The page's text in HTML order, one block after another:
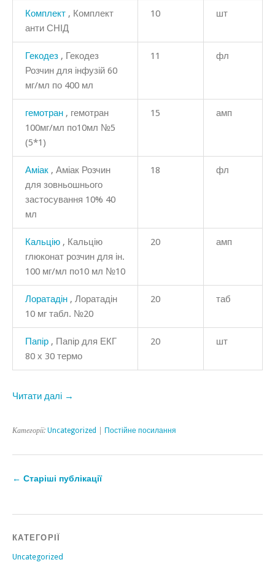
Комплект , Комплект
анти СНІД
10 шт
Гекодез , Гекодез
Розчин для інфузій 60
мг/мл по 400 мл
11 фл
гемотран , гемотран
100мг/мл по10мл №5
(5*1)
15 амп
Аміак , Аміак Розчин
для зовньошнього
застосування 10% 40
мл
18 фл
Кальцію , Кальцію
глюконат розчин для ін.
100 мг/мл по10 мл №10
20 амп
Лоратадін , Лоратадін
10 мг табл. №20
20 таб
Папір , Папір для ЕКГ
80 х 30 термо
20 шт
Читати далі →
Категорії: Uncategorized Постійне посилання
← Старіші публікації
КАТЕГОРІЇ
Uncategorized